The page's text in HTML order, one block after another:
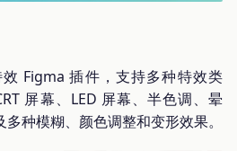
Figma 插件，支持多种特效类
屏幕、LED 屏幕、半色调、晕
种模糊、颜色调整和变形效果。